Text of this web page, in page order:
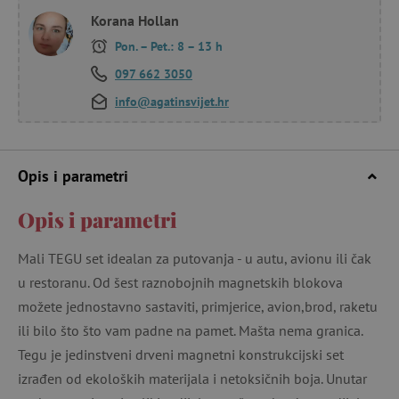
Korana Hollan
Pon. – Pet.: 8 – 13 h
097 662 3050
info@agatinsvijet.hr
Opis i parametri
Opis i parametri
Mali TEGU set idealan za putovanja - u autu, avionu ili čak
u restoranu. Od šest raznobojnih magnetskih blokova
možete jednostavno sastaviti, primjerice, avion,brod, raketu
ili bilo što što vam padne na pamet. Mašta nema granica.
Tegu je jedinstveni drveni magnetni konstrukcijski set
izrađen od ekoloških materijala i netoksičnih boja. Unutar